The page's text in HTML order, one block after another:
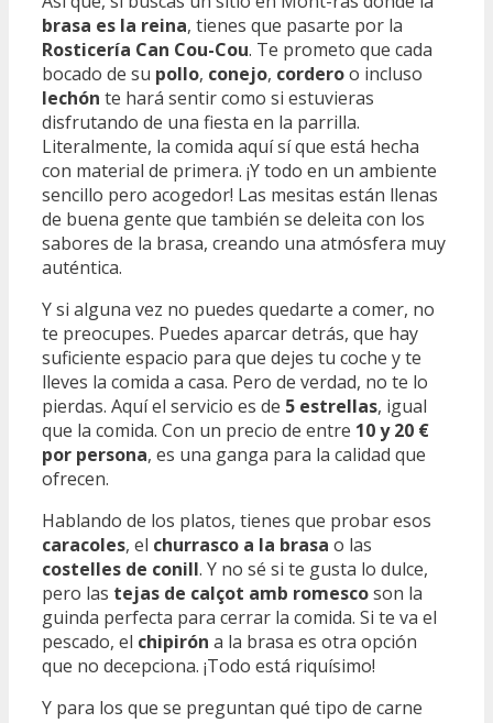
brasa es la reina, tienes que pasarte por la
Rosticería Can Cou-Cou. Te prometo que cada
bocado de su pollo, conejo, corderoo incluso
lechón te hará sentir como si estuvieras
disfrutando de una fiesta en la parrilla.
Literalmente, la comida aquí sí que está hecha
con material de primera. ¡Y todo en un ambiente
sencillo pero acogedor! Las mesitas están llenas
de buena gente que también se deleita con los
sabores de la brasa, creando una atmósfera muy
auténtica.
Y si alguna vez no puedes quedarte a comer, no
te preocupes. Puedes aparcar detrás, que hay
suficiente espacio para que dejes tu coche y te
lleves la comida a casa. Pero de verdad, no te lo
pierdas. Aquí el servicio es de 5 estrellas, igual
que la comida. Con un precio de entre 10 y 20 €
por persona, es una ganga para la calidad que
ofrecen.
Hablando de los platos, tienes que probar esos
caracoles, el churrasco a la brasa o las
costelles de conill. Y no sé si te gusta lo dulce,
pero las tejas de calçot amb romescoson la
guinda perfecta para cerrar la comida. Si te va el
pescado, el chipirón a la brasa es otra opción
que no decepciona. ¡Todo está riquísimo!
Y para los que se preguntan qué tipo de carne